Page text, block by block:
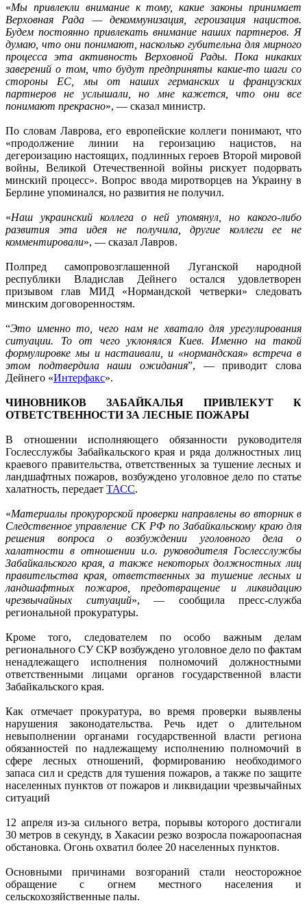
«Мы привлекли внимание к тому, какие законы принимает
Верховная Рада — декоммунизация, героизация нацистов.
Будем постоянно привлекать внимание наших партнеров. Я
думаю, что они понимают, насколько губительна для мирного
процесса эта активность Верховной Рады. Пока никаких
заверений о том, что будут предприняты какие-то шаги со
стороны ЕС, мы от наших германских и французских
партнеров не услышали, но мне кажется, что они все
понимают прекрасно», — сказал министр.
По словам Лаврова, его европейские коллеги понимают, что
«продолжение линии на героизацию нацистов, на
дегероизацию настоящих, подлинных героев Второй мировой
войны, Великой Отечественной войны рискует подорвать
минский процесс». Вопрос ввода миротворцев на Украину в
Берлине упоминался, но развития не получил.
«Наш украинский коллега о ней упомянул, но какого-либо
развития эта идея не получила, другие коллеги ее не
комментировали», — сказал Лавров.
Полпред самопровозглашенной Луганской народной
республики Владислав Дейнего остался удовлетворен
призывом глав МИД «Нормандской четверки» следовать
минским договоренностям.
“Это именно то, чего нам не хватало для урегулирования
ситуации. То от чего уклонялся Киев. Именно на такой
формулировке мы и настаивали, и «нормандская» встреча в
этом подтвердила наши ожидания”, — приводит слова
Дейнего «Интерфакс».
ЧИНОВНИКОВ ЗАБАЙКАЛЬЯ ПРИВЛЕКУТ К
ОТВЕТСТВЕННОСТИ ЗА ЛЕСНЫЕ ПОЖАРЫ
В отношении исполняющего обязанности руководителя
Гослесслужбы Забайкальского края и ряда должностных лиц
краевого правительства, ответственных за тушение лесных и
ландшафтных пожаров, возбуждено уголовное дело по статье
халатность, передает ТАСС.
«Материалы прокурорской проверки направлены во вторник в
Следственное управление СК РФ по Забайкальскому краю для
решения вопроса о возбуждении уголовного дела о
халатности в отношении и.о. руководителя Гослесслужбы
Забайкальского края, а также некоторых должностных лиц
правительства края, ответственных за тушение лесных и
ландшафтных пожаров, предотвращение и ликвидацию
чрезвычайных ситуаций», — сообщила пресс-служба
региональной прокуратуры.
Кроме того, следователем по особо важным делам
регионального СУ СКР возбуждено уголовное дело по фактам
ненадлежащего исполнения полномочий должностными
ответственными лицами органов государственной власти
Забайкальского края.
Как отмечает прокуратура, во время проверки выявлены
нарушения законодательства. Речь идет о длительном
невыполнении органами государственной власти региона
обязанностей по надлежащему исполнению полномочий в
сфере лесных отношений, формированию необходимого
запаса сил и средств для тушения пожаров, а также по защите
населенных пунктов от пожаров и ликвидации чрезвычайных
ситуаций
12 апреля из-за сильного ветра, порывы которого достигали
30 метров в секунду, в Хакасии резко возросла пожароопасная
обстановка. Огонь охватил более 20 населенных пунктов.
Основными причинами возгораний стали неосторожное
обращение с огнем местного населения и
сельскохозяйственные палы.